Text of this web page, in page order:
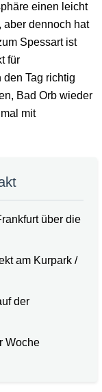
einen leicht
dennoch hat
Spessart ist
für
Tag richtig
Bad Orb wieder
mit
über die
am Kurpark /
der
Woche